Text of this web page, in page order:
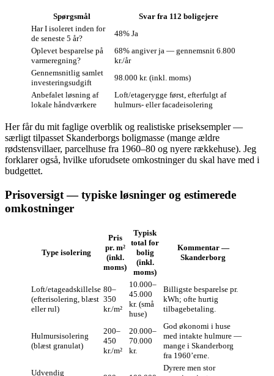
Spørgsmål
Svar fra 112 boligejere
Har I isoleret inden for
de seneste 5 år?
48% Ja
Oplevet besparelse på
varmeregning?
68% angiver ja — gennemsnit 6.800
kr./år
Gennemsnitlig samlet
investeringsudgift
98.000 kr. (inkl. moms)
Anbefalet løsning af
lokale håndværkere
Loft/etagerygge først, efterfulgt af
hulmurs- eller facadeisolering
Her får du mit faglige overblik og realistiske priseksempler —
særligt tilpasset Skanderborgs boligmasse (mange ældre
rødstensvillaer, parcelhuse fra 1960–80 og nyere rækkehuse). Jeg
forklarer også, hvilke uforudsete omkostninger du skal have med i
budgettet.
Prisoversigt — typiske løsninger og estimerede
omkostninger
Type isolering
Pris
pr. m²
(inkl.
moms)
Typisk
total for
bolig
(inkl.
moms)
Kommentar —
Skanderborg
Loft/etageadskillelse
(efterisolering, blæst
eller rul)
80–
350
kr./m²
10.000–
45.000
kr. (små
huse)
Billigste besparelse pr.
kWh; ofte hurtig
tilbagebetaling.
Hulmursisolering
(blæst granulat)
200–
450
kr./m²
20.000–
70.000
kr.
God økonomi i huse
med intakte hulmure —
mange i Skanderborg
fra 1960’erne.
Udvendig
Dyrere men stor